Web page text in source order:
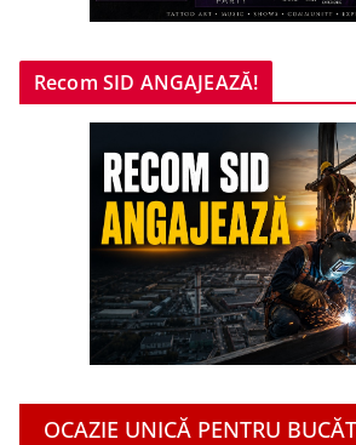
Recom SID ANGAJEAZĂ!
OCAZIE UNICĂ PENTRU